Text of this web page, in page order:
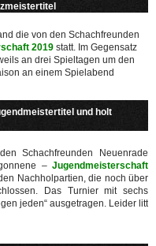
die von den Schachfreunden
2019 statt. Im Gegensatz
an drei Spieltagen um den
an einem Spielabend
und holt
Schachfreunden Neuenrade
– Jugendmeisterschaft
Nachholpartien, die noch über
Das Turnier mit sechs
jeden“ ausgetragen. Leider litt